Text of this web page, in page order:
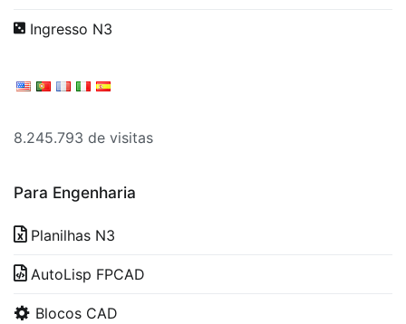
Ingresso N3
8.245.793 de visitas
Para Engenharia
Planilhas N3
AutoLisp FPCAD
Blocos CAD